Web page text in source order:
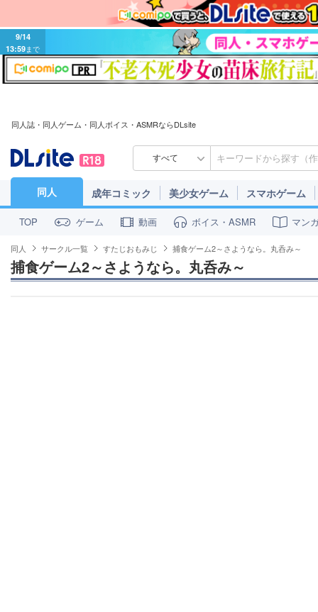
9/14
13:59まで
同人誌・同人ゲーム・同人ボイス・ASMRならDLsite
すべて
同人 成年コミック 美少女ゲーム スマホゲーム
TOP ゲーム 動画 ボイス・ASMR マン
同人 サークル一覧 すたじおもみじ 捕食ゲーム2～さようなら。丸呑み～
捕食ゲーム2～さようなら。丸呑み～